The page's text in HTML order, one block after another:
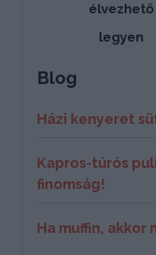
élvezhető
legyen
Blog
Házi kenyeret
Kapros-túrós
finomság!
Ha muffin, akkor